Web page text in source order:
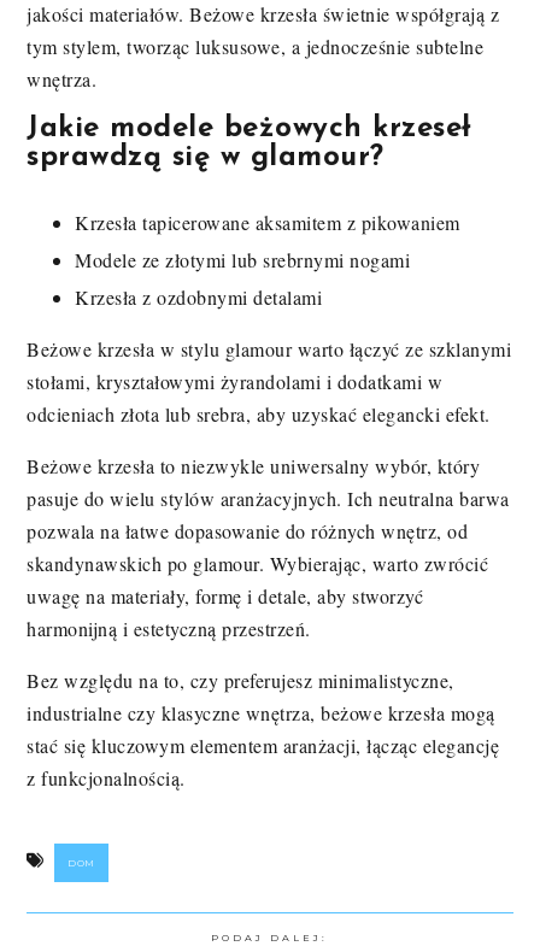
jakości materiałów. Beżowe krzesła świetnie współgrają z
tym stylem, tworząc luksusowe, a jednocześnie subtelne
wnętrza.
Jakie modele beżowych krzeseł
sprawdzą się w glamour?
Krzesła tapicerowane aksamitem z pikowaniem
Modele ze złotymi lub srebrnymi nogami
Krzesła z ozdobnymi detalami
Beżowe krzesła w stylu glamour warto łączyć ze szklanymi
stołami, kryształowymi żyrandolami i dodatkami w
odcieniach złota lub srebra, aby uzyskać elegancki efekt.
Beżowe krzesła to niezwykle uniwersalny wybór, który
pasuje do wielu stylów aranżacyjnych. Ich neutralna barwa
pozwala na łatwe dopasowanie do różnych wnętrz, od
skandynawskich po glamour. Wybierając, warto zwrócić
uwagę na materiały, formę i detale, aby stworzyć
harmonijną i estetyczną przestrzeń.
Bez względu na to, czy preferujesz minimalistyczne,
industrialne czy klasyczne wnętrza, beżowe krzesła mogą
stać się kluczowym elementem aranżacji, łącząc elegancję
z funkcjonalnością.
DOM
PODAJ DALEJ: